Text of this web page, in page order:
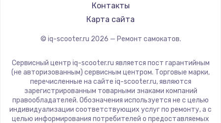
Контакты
Карта сайта
© iq-scooter.ru 2026 — Ремонт самокатов.
Сервисный центр iq-scooter.ru является пост гарантийным
(не авторизованным) сервисным центром. Торговые марки,
перечисленные на сайте iq-scooter.ru, являются
зарегистрированным товарными знаками компаний
правообладателей. Обозначения используется не с целью
индивидуализации соответствующих услуг по ремонту, а с
целью информирования потребителей о предоставляемых